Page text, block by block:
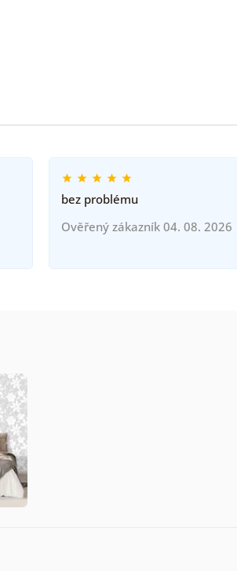
bez problému
Ověřený zákazník 04. 08. 2026